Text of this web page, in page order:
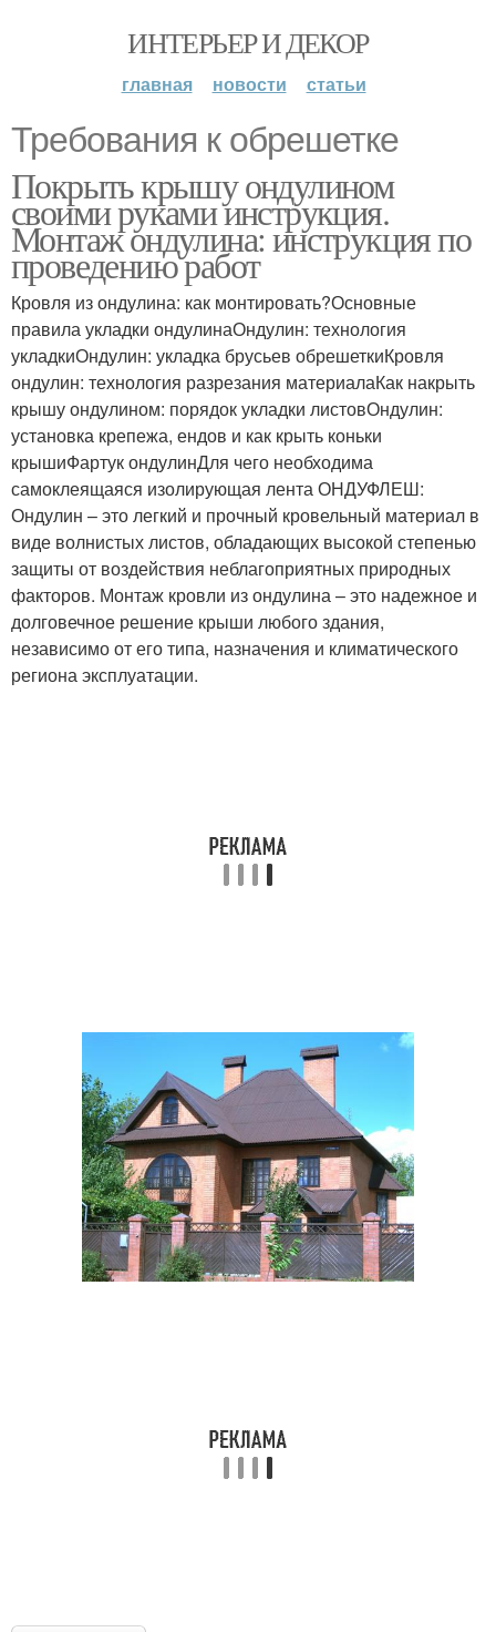
ИНТЕРЬЕР И ДЕКОР
главная новости статьи
Требования к обрешетке
Покрыть крышу ондулином
своими руками инструкция.
Монтаж ондулина: инструкция по
проведению работ
Кровля из ондулина: как монтировать?Основные
правила укладки ондулинаОндулин: технология
укладкиОндулин: укладка брусьев обрешеткиКровля
ондулин: технология разрезания материалаКак накрыть
крышу ондулином: порядок укладки листовОндулин:
установка крепежа, ендов и как крыть коньки
крышиФартук ондулинДля чего необходима
самоклеящаяся изолирующая лента ОНДУФЛЕШ:
Ондулин – это легкий и прочный кровельный материал в
виде волнистых листов, обладающих высокой степенью
защиты от воздействия неблагоприятных природных
факторов. Монтаж кровли из ондулина – это надежное и
долговечное решение крыши любого здания,
независимо от его типа, назначения и климатического
региона эксплуатации.